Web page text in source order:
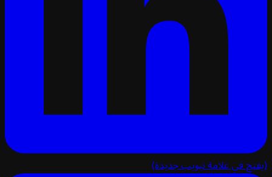
في علامة تبويب جديدة)